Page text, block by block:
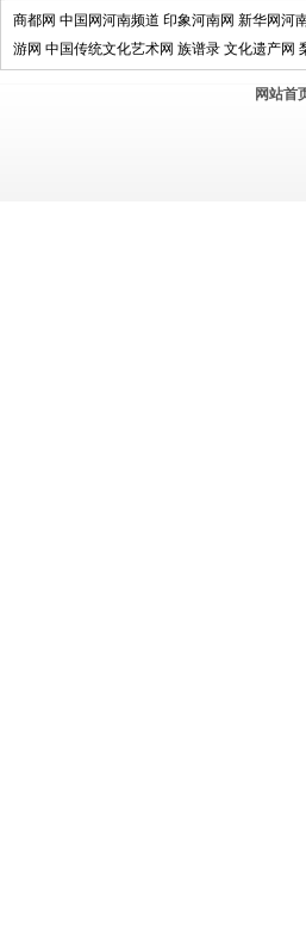
商都网 中国网河南频道 印象河南网 新华网河
游网 中国传统文化艺术网 族谱录 文化遗产网
网站首